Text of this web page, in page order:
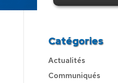
Catégories
Actualités
Communiqués